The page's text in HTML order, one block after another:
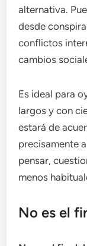
alternativa.
desde
conflictos
cambios
Es ideal para
largos y con
estará de
precisamente
pensar,
menos
No es el